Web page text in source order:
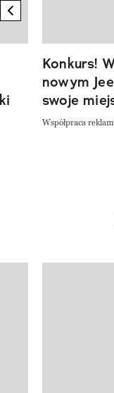
previous element
Konkurs!
nowym
swoje
Współpraca